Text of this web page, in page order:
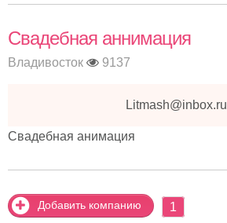
Свадебная аннимация
Владивосток 9137
Litmash@inbox.ru
Свадебная анимация
Добавить компанию 1